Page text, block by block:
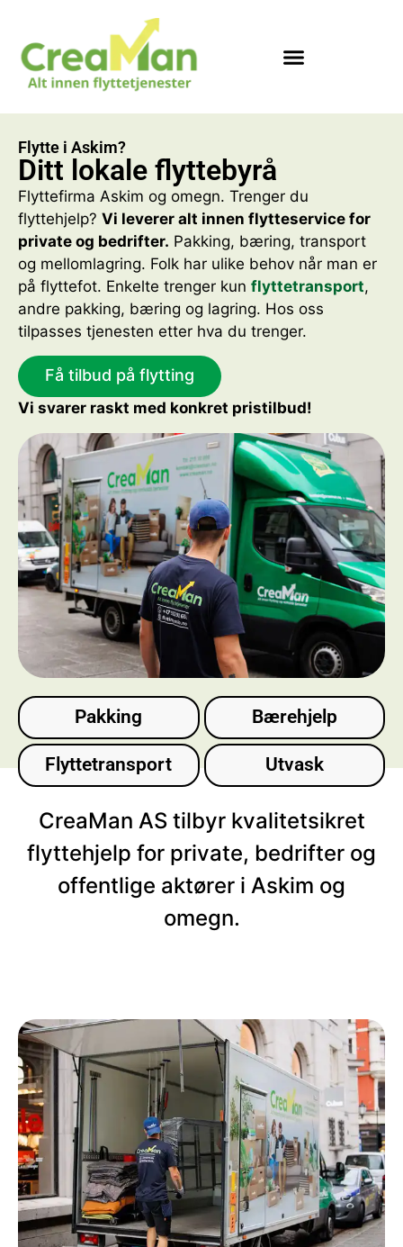
Flytte i Askim?
Ditt lokale flyttebyrå
Flyttefirma Askim og omegn. Trenger du
flyttehjelp? Vi leverer alt innen flytteservice for
private og bedrifter. Pakking, bæring, transport
og mellomlagring. Folk har ulike behov når man er
på flyttefot. Enkelte trenger kun flyttetransport,
andre pakking, bæring og lagring. Hos oss
tilpasses tjenesten etter hva du trenger.
Få tilbud på flytting
Vi svarer raskt med konkret pristilbud!
Pakking Bærehjelp
Flyttetransport Utvask
CreaMan AS tilbyr kvalitetsikret
flyttehjelp for private, bedrifter og
offentlige aktører i Askim og
omegn.